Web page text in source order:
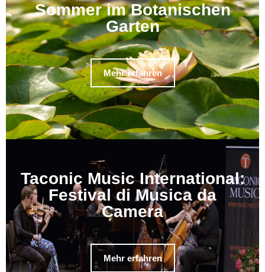
Sommer im Botanischen
Garten
Mehr erfahren
Taconic Music International:
Festival di Musica da
Camera
Mehr erfahren